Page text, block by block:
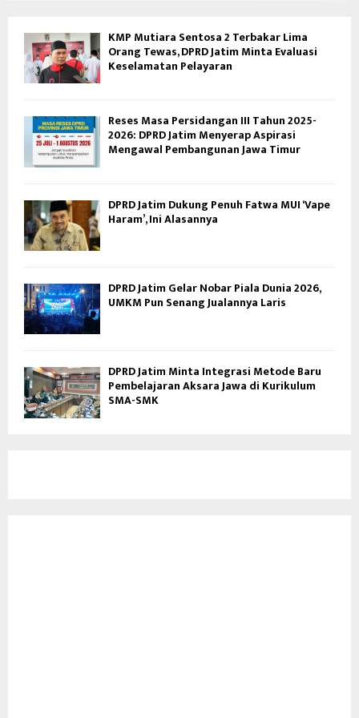
KMP Mutiara Sentosa 2 Terbakar Lima
Orang Tewas, DPRD Jatim Minta Evaluasi
Keselamatan Pelayaran
Reses Masa Persidangan III Tahun 2025-
2026: DPRD Jatim Menyerap Aspirasi
Mengawal Pembangunan Jawa Timur
DPRD Jatim Dukung Penuh Fatwa MUI ‘Vape
Haram’, Ini Alasannya
DPRD Jatim Gelar Nobar Piala Dunia 2026,
UMKM Pun Senang Jualannya Laris
DPRD Jatim Minta Integrasi Metode Baru
Pembelajaran Aksara Jawa di Kurikulum
SMA-SMK